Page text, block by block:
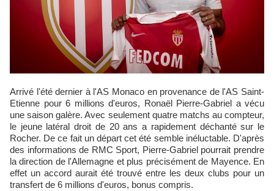
Arrivé l'été dernier à l'AS Monaco en provenance de l'AS Saint-
Etienne pour 6 millions d'euros, Ronaël Pierre-Gabriel a vécu
une saison galère. Avec seulement quatre matchs au compteur,
le jeune latéral droit de 20 ans a rapidement déchanté sur le
Rocher. De ce fait un départ cet été semble inéluctable. D'après
des informations de RMC Sport, Pierre-Gabriel pourrait prendre
la direction de l'Allemagne et plus précisément de Mayence. En
effet un accord aurait été trouvé entre les deux clubs pour un
transfert de 6 millions d'euros, bonus compris.